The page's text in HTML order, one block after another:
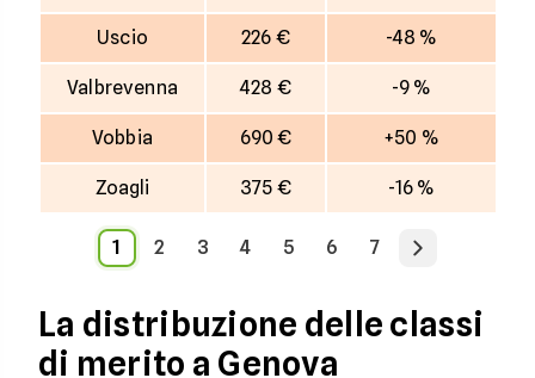
Uscio 226 € -48 %
Valbrevenna 428 € -9 %
Vobbia 690 € +50 %
Zoagli 375 € -16 %
1 2 3 4 5 6 7
La distribuzione delle classi
di merito a Genova